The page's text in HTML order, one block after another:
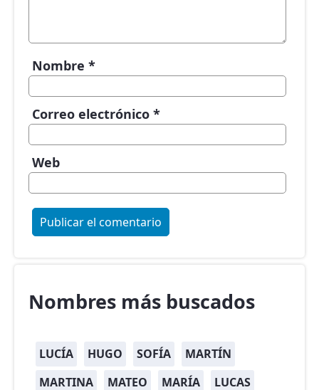
Nombre *
Correo electrónico *
Web
Nombres más buscados
LUCÍA HUGO SOFÍA
MARTÍN
MARTINA
MATEO MARÍA LUCAS